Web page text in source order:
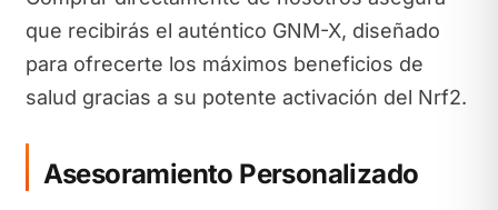
que recibirás el auténtico GNM-X, diseñado
para ofrecerte los máximos beneficios de
salud gracias a su potente activación del Nrf2.
Asesoramiento Personalizado